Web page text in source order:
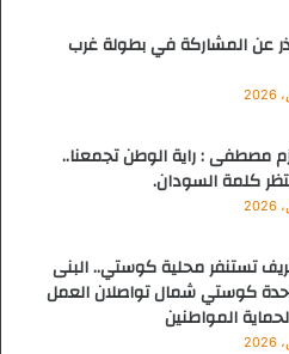
عن المشاركة في بطولة غرب
مصطفى : راية الوطن تجمعنا..
كلمة السودان.
تستنفر محلية كوستي.. البنى
كوستي شمال تواصلان العمل
لحماية المواطنين